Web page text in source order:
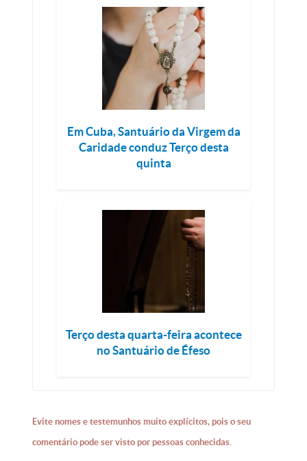
Em Cuba, Santuário da Virgem da
Caridade conduz Terço desta
quinta
Terço desta quarta-feira acontece
no Santuário de Éfeso
Evite nomes e testemunhos muito explícitos, pois o seu
comentário pode ser visto por pessoas conhecidas.